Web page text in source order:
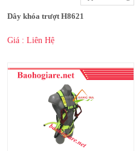
Dây khóa trượt H8621
Giá : Liên Hệ